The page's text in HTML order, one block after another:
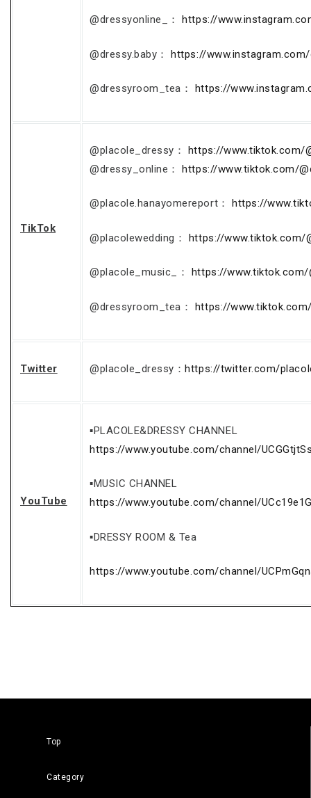
@dressyonline_：https://
@dressy.baby：https://
@dressyroom_tea： https://
TikTok
@placole_dressy： https://www.tiktok.com/
@dressy_online：https://www.tiktok.com/
@placole.hanayomereport：https://
@placolewedding： https://www.tiktok.com/
@placole_music_： https://
@dressyroom_tea： https://
Twitter @placole_dressy：https://twitter.com/
YouTube
▪PLACOLE&DRESSY CHANNEL
https://www.youtube.com/channel/
▪MUSIC CHANNEL
https://www.youtube.com/channel/
▪DRESSY ROOM & Tea
https://www.youtube.com/channel/
Top
Category